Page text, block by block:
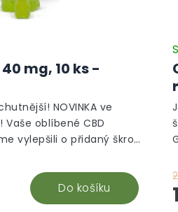
mg, 10 ks -
Do košíku
NOVINKA ve
oblíbené CBD
vylepšili o přidaný škrob,
si jejich neodolatelnou
účinky kanabinoidů,
tělo i mysl. Vyrobeno v